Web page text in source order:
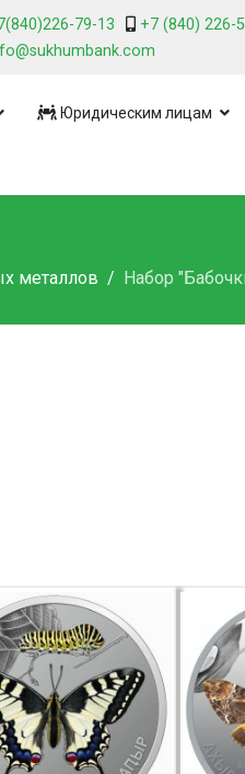
79-13
+7 (840) 226-
Юридическим лицам
металлов Набор